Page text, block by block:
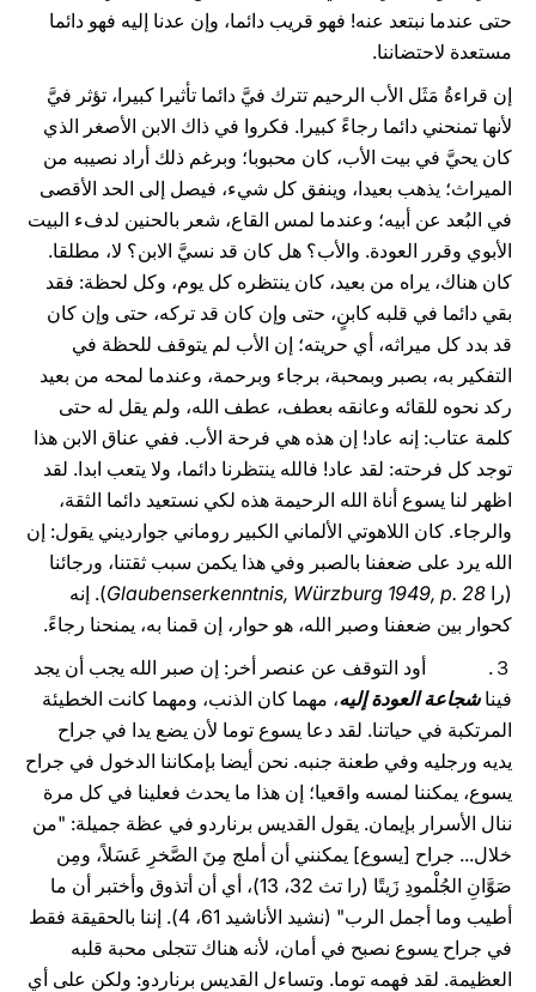
حتى عندما نبتعد عنه! فهو قريب دائما، وإن عدنا إليه فهو دائما
مستعدة لاحتضاننا.
إن قراءةُ مَثَل الأب الرحيم تترك فيَّ دائما تأثيرا كبيرا، تؤثر فيَّ
لأنها تمنحني دائما رجاءً كبيرا. فكروا في ذاك الابن الأصغر الذي
كان يحيَّ في بيت الأب، كان محبوبا؛ وبرغم ذلك أراد نصيبه من
الميراث؛ يذهب بعيدا، وينفق كل شيء، فيصل إلى الحد الأقصى
في البُعد عن أبيه؛ وعندما لمس القاع، شعر بالحنين لدفء البيت
الأبوي وقرر العودة. والأب؟ هل كان قد نسيَّ الابن؟ لا، مطلقا.
كان هناك، يراه من بعيد، كان ينتظره كل يوم، وكل لحظة: فقد
بقي دائما في قلبه كابنٍ، حتى وإن كان قد تركه، حتى وإن كان
قد بدد كل ميراثه، أي حريته؛ إن الأب لم يتوقف للحظة في
التفكير به، بصبر وبمحبة، برجاء وبرحمة، وعندما لمحه من بعيد
ركد نحوه للقائه وعانقه بعطف، عطف الله، ولم يقل له حتى
كلمة عتاب: إنه عاد! إن هذه هي فرحة الأب. ففي عناق الابن هذا
توجد كل فرحته: لقد عاد! فالله ينتظرنا دائما، ولا يتعب ابدا. لقد
اظهر لنا يسوع أناة الله الرحيمة هذه لكي نستعيد دائما الثقة،
والرجاء. كان اللاهوتي الألماني الكبير روماني جوارديني يقول: إن
الله يرد على ضعفنا بالصبر وفي هذا يكمن سبب ثقتنا، ورجائنا
(را Glaubenserkenntnis, Würzburg 1949, p. 28). إنه
كحوار بين ضعفنا وصبر الله، هو حوار، إن قمنا به، يمنحنا رجاءً.
３. أود التوقف عن عنصر أخر: إن صبر الله يجب أن يجد
فيناشجاعة العودة إليه، مهما كان الذنب، ومهما كانت الخطيئة
المرتكبة في حياتنا. لقد دعا يسوع توما لأن يضع يدا في جراح
يديه ورجليه وفي طعنة جنبه. نحن أيضا بإمكاننا الدخول في جراح
يسوع، يمكننا لمسه واقعيا؛ إن هذا ما يحدث فعلينا في كل مرة
ننال الأسرار بإيمان. يقول القديس برناردو في عظة جميلة: "من
خلال... جراح [يسوع] يمكنني أن أملج مِنَ الصَّخرِ عَسَلاً، ومِن
صَوَّانِ الجُلْمودِ زَيتًا (را تث 32، 13)، أي أن أتذوق وأختبر أن ما
أطيب وما أجمل الرب" (نشيد الأناشيد 61، 4). إننا بالحقيقة فقط
في جراح يسوع نصبح في أمان، لأنه هناك تتجلى محبة قلبه
العظيمة. لقد فهمه توما. وتساءل القديس برناردو: ولكن على أي